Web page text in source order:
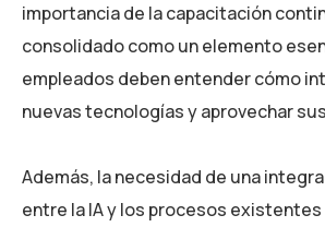
importancia de la capacitación
consolidado como un elemento
empleados deben entender cómo
nuevas tecnologías y aprovechar
Además, la necesidad de una
entre la IA y los procesos